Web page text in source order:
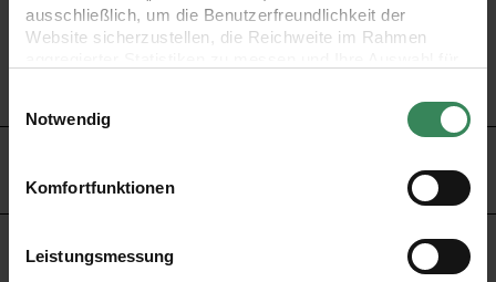
ausschließlich, um die Benutzerfreundlichkeit der
Website sicherzustellen, die Reichweite im Rahmen
Ihre Einwilligung ist freiwillig und kann jederzeit über den
Link „Cookie-Einstellungen“ im Fußbereich der Seite
verwendeten Technologien und den Empfängern der
Daten finden Sie in unserer Datenschutzerklärung.
Notwendig
Komfortfunktionen
Leistungsmessung
- Inhalt: 1 Stück
- Design: Put a Bow on It
KAUFEMPFEHLUNG